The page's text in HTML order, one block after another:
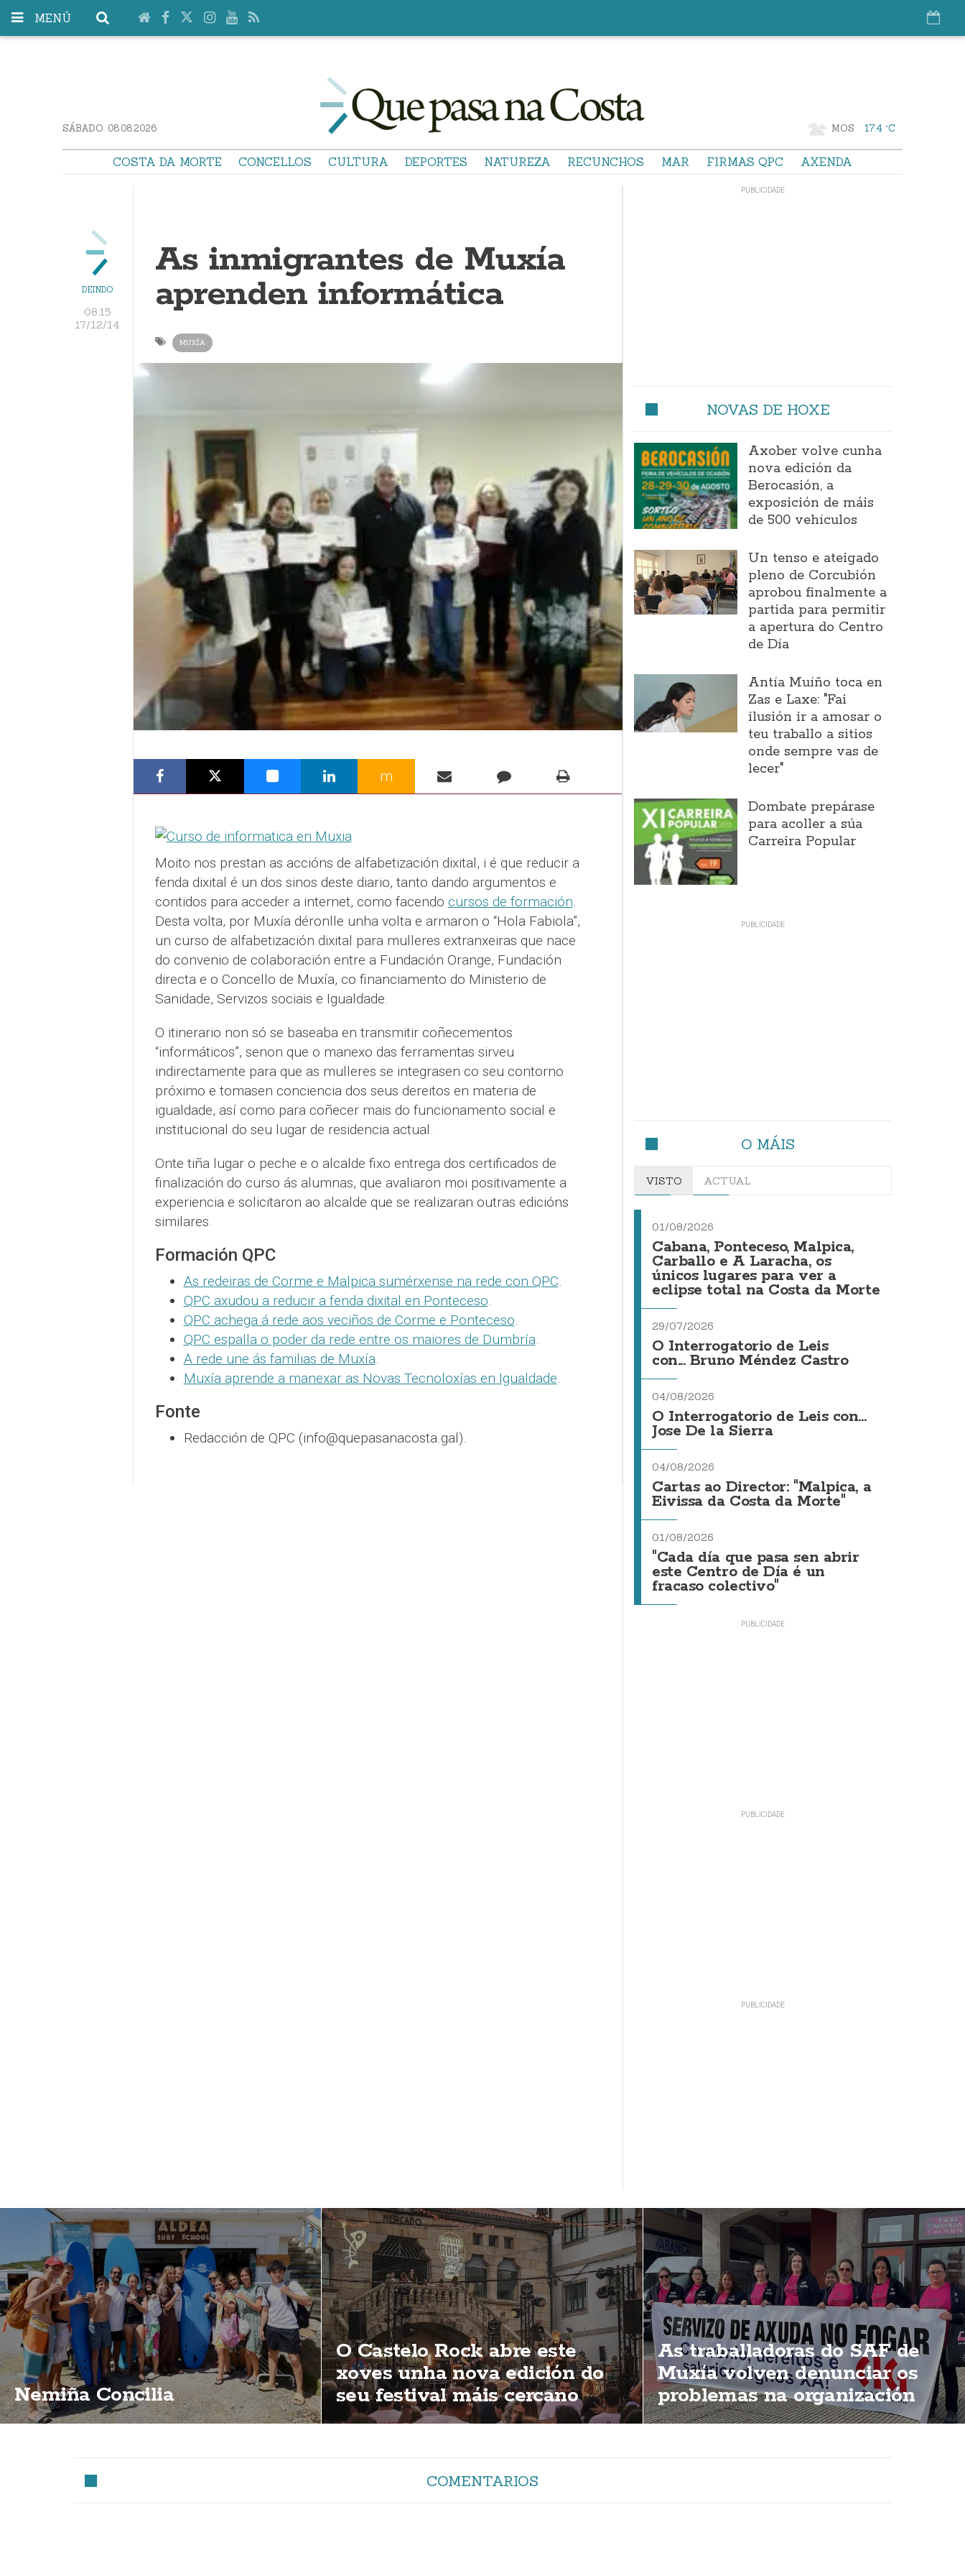
MENÚ
SÁBADO. 08.08.2026 MOS 17.4 °C
COSTA DA MORTE CONCELLOS CULTURA DEPORTES NATUREZA RECUNCHOS MAR FIRMAS QPC AXENDA
DEINDO
08:15
17/12/14
As inmigrantes de Muxía
aprenden informática
MUXÍA
m
Moito nos prestan as accións de alfabetización dixital, i é que reducir a
fenda dixital é un dos sinos deste diario, tanto dando argumentos e
contidos para acceder a internet, como facendo cursos de formación.
Desta volta, por Muxía déronlle unha volta e armaron o “Hola Fabiola”,
un curso de alfabetización dixital para mulleres extranxeiras que nace
do convenio de colaboración entre a Fundación Orange, Fundación
directa e o Concello de Muxía, co financiamento do Ministerio de
Sanidade, Servizos sociais e Igualdade.
O itinerario non só se baseaba en transmitir coñecementos
“informáticos”, senon que o manexo das ferramentas sirveu
indirectamente para que as mulleres se integrasen co seu contorno
próximo e tomasen conciencia dos seus dereitos en materia de
igualdade, así como para coñecer mais do funcionamento social e
institucional do seu lugar de residencia actual.
Onte tiña lugar o peche e o alcalde fixo entrega dos certificados de
finalización do curso ás alumnas, que avaliaron moi positivamente a
experiencia e solicitaron ao alcalde que se realizaran outras edicións
similares.
Formación QPC
As redeiras de Corme e Malpica sumérxense na rede con QPC.
QPC axudou a reducir a fenda dixital en Ponteceso.
QPC achega á rede aos veciños de Corme e Ponteceso.
QPC espalla o poder da rede entre os maiores de Dumbría.
A rede une ás familias de Muxía.
Muxía aprende a manexar as Novas Tecnoloxías en Igualdade.
Fonte
Redacción de QPC (info@quepasanacosta.gal).
NOVAS DE HOXE
Axober volve cunha
nova edición da
Berocasión, a
exposición de máis
de 500 vehículos
Un tenso e ateigado
pleno de Corcubión
aprobou finalmente a
partida para permitir
a apertura do Centro
de Día
Antía Muíño toca en
Zas e Laxe: "Fai
ilusión ir a amosar o
teu traballo a sitios
onde sempre vas de
lecer"
Dombate prepárase
para acoller a súa
Carreira Popular
O MÁIS
VISTO ACTUAL
01/08/2026
Cabana, Ponteceso, Malpica,
Carballo e A Laracha, os
únicos lugares para ver a
eclipse total na Costa da Morte
29/07/2026
O Interrogatorio de Leis
con... Bruno Méndez Castro
04/08/2026
O Interrogatorio de Leis con...
Jose De la Sierra
04/08/2026
Cartas ao Director: "Malpica, a
Eivissa da Costa da Morte"
01/08/2026
"Cada día que pasa sen abrir
este Centro de Día é un
fracaso colectivo"
Nemiña Concilia
O Castelo Rock abre este
xoves unha nova edición do
seu festival máis cercano
As traballadoras do SAF de
Muxía volven denunciar os
problemas na organización
dun servizo esencial
COMENTARIOS